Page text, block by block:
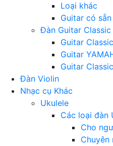
Loại khác
Guitar có sẵn
Đàn Guitar Classic
Guitar
Guitar
Guitar
Đàn Violin
Nhạc cụ Khác
Ukulele
Các loại đàn
Cho
Chuyên